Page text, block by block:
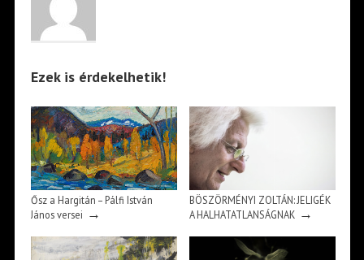
Ezek is érdekelhetik!
Ősz a Hargitán – Pálfi István
János versei →
BÖSZÖRMÉNYI ZOLTÁN: JELIGÉK
A HALHATATLANSÁGNAK→